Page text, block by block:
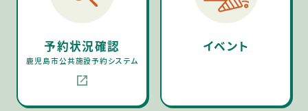
予約状況確認
鹿児島市公共施設予約システム
イベント